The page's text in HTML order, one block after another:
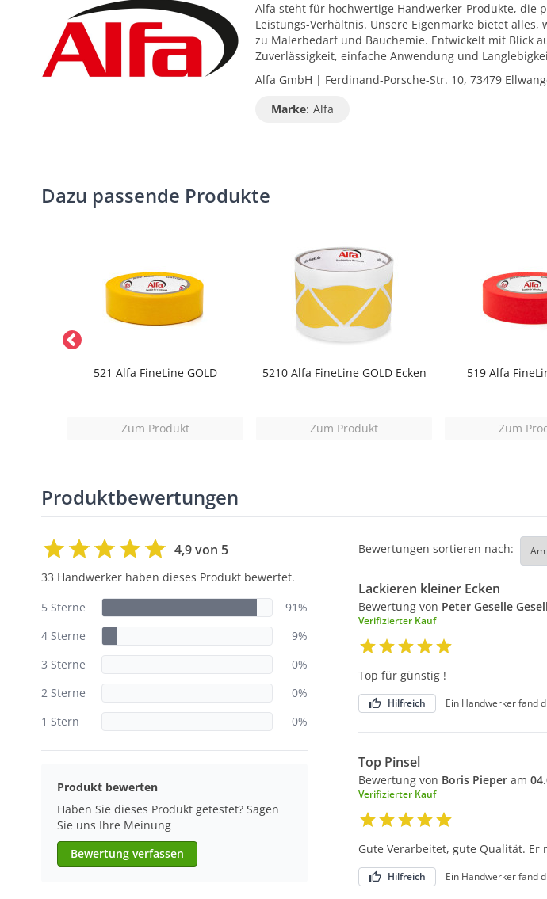
Alfa steht für hochwertige Handwerker-Produkte, die
Leistungs-Verhältnis. Unsere Eigenmarke bietet
zu Malerbedarf und Bauchemie. Entwickelt mit Blick
Zuverlässigkeit, einfache Anwendung und
Alfa GmbH | Ferdinand-Porsche-Str. 10, 73479
Marke: Alfa
Dazu passende Produkte
521 Alfa FineLine GOLD
Zum Produkt
5210 Alfa FineLine GOLD Ecken
Zum Produkt
519 Alfa
Zum
Produktbewertungen
4,9 von 5
33 Handwerker haben dieses Produkt bewertet.
5 Sterne
91%
4 Sterne
9%
3 Sterne
0%
2 Sterne
0%
1 Stern
0%
Produkt bewerten
Haben Sie dieses Produkt getestet? Sagen
Sie uns Ihre Meinung
Bewertung verfassen
Bewertungen sortieren nach:
Lackieren kleiner Ecken
Bewertung von Peter Geselle
Verifizierter Kauf
Top für günstig !
Hilfreich Ein Handwerker fand
Top Pinsel
Bewertung von Boris Pieper am
Verifizierter Kauf
Gute Verarbeitet, gute Qualität. Er
Hilfreich Ein Handwerker fand